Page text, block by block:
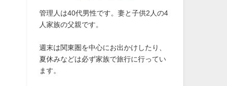
管理人は40代男性です。妻と子供2人の4
人家族の父親です。
週末は関東圏を中心にお出かけしたり、
夏休みなどは必ず家族で旅行に行ってい
ます。